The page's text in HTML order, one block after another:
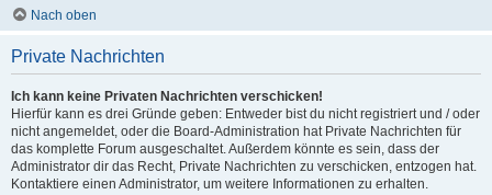
Nach oben
Private Nachrichten
Ich kann keine Privaten Nachrichten verschicken!
Hierfür kann es drei Gründe geben: Entweder bist du nicht registriert und / oder
nicht angemeldet, oder die Board-Administration hat Private Nachrichten für
das komplette Forum ausgeschaltet. Außerdem könnte es sein, dass der
Administrator dir das Recht, Private Nachrichten zu verschicken, entzogen hat.
Kontaktiere einen Administrator, um weitere Informationen zu erhalten.